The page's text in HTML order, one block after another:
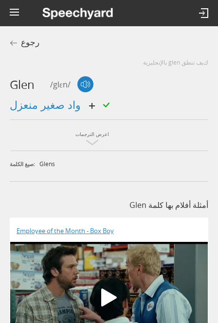
رجوع
كيف تنطق glen بالإنجليزية
Glen /glɛn/
اعرض الترجمات
صيغ الكلمة: Glens
أمثلة أفلام بها كلمة Glen
Employee of the Month - Box Boy